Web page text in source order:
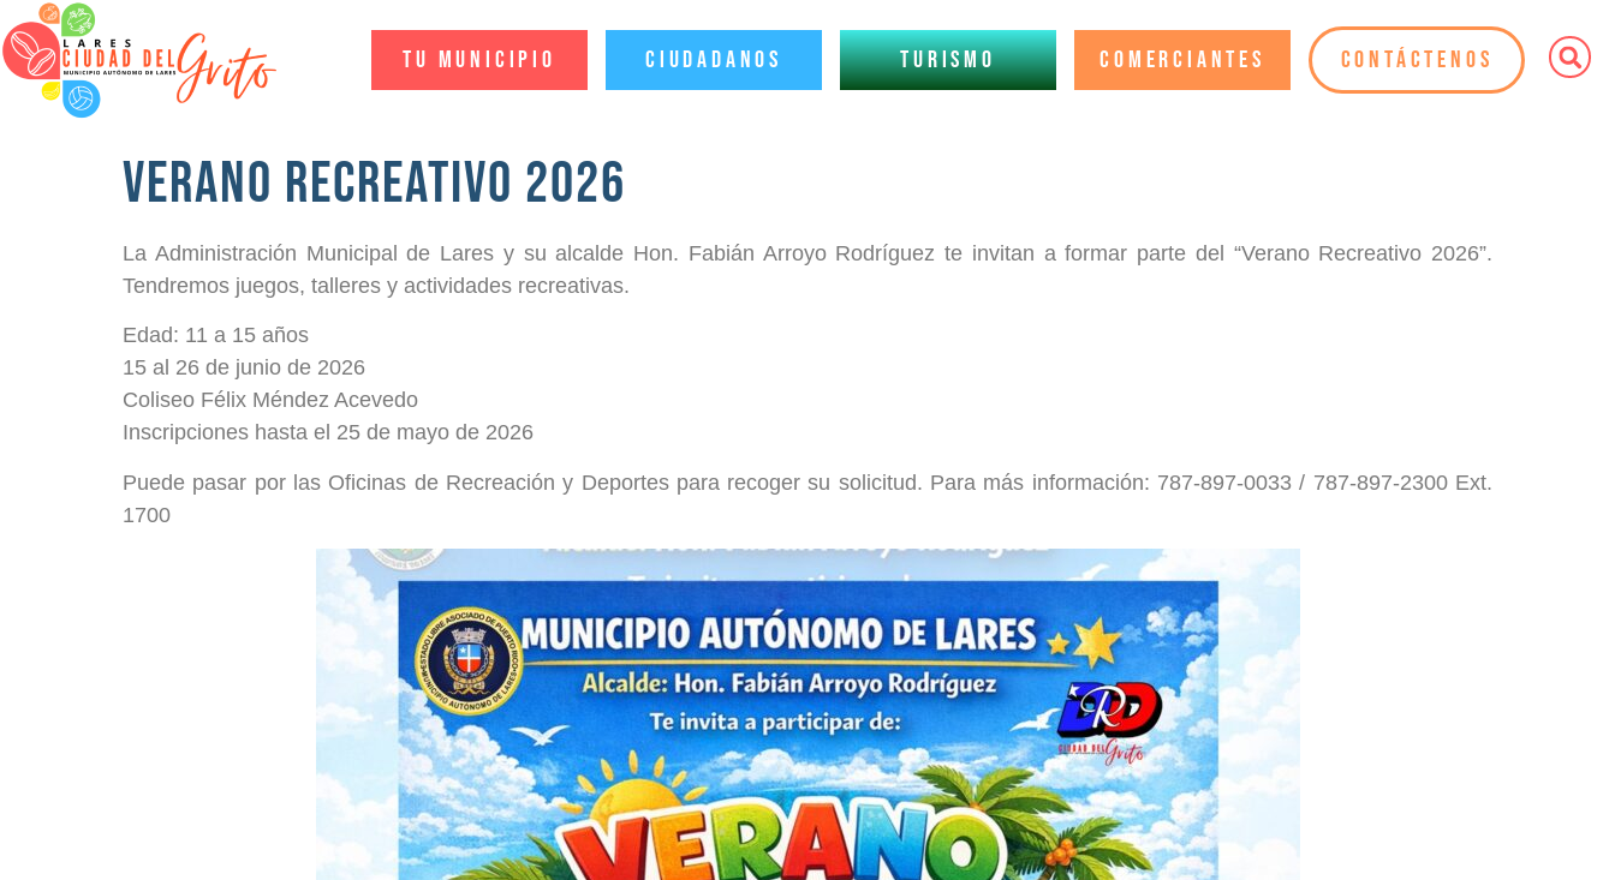
Tu Municipio Ciudadanos Turismo Comerciantes Contáctenos
Verano Recreativo 2026
La Administración Municipal de Lares y su alcalde Hon. Fabián Arroyo Rodríguez te invitan a formar parte del “Verano Recreativo 2026”.
Tendremos juegos, talleres y actividades recreativas.
Edad: 11 a 15 años
15 al 26 de junio de 2026
Coliseo Félix Méndez Acevedo
Inscripciones hasta el 25 de mayo de 2026
Puede pasar por las Oficinas de Recreación y Deportes para recoger su solicitud. Para más información: 787-897-0033 / 787-897-2300 Ext.
1700